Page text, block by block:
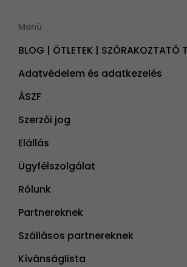
Menü
BLOG | ÖTLETEK | SZÓRAKOZTATÓ
Adatvédelem és adatkezelés
ÁSZF
Szerzői jog
Elállás
Ügyfélszolgálat
Rólunk
Partnereknek
Szállásos partnereknek
Kívánságlista